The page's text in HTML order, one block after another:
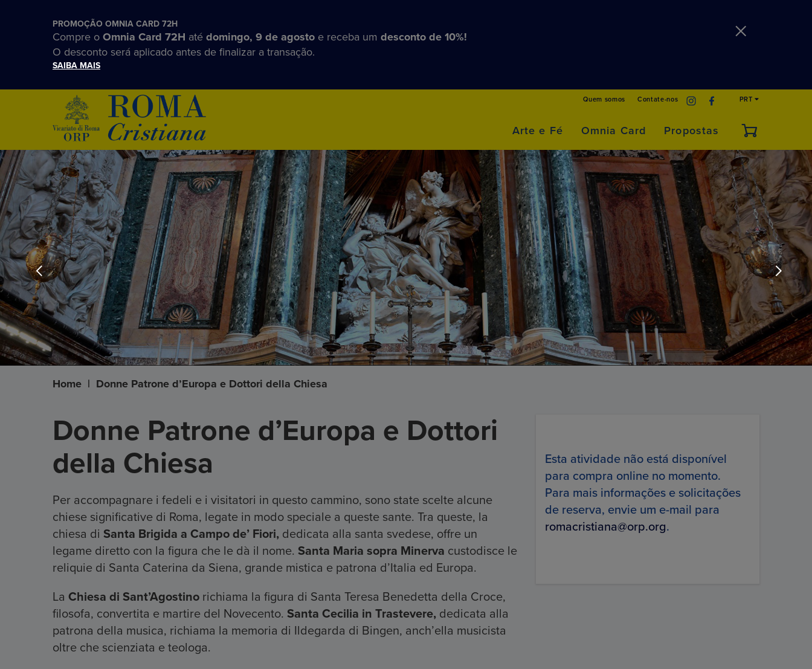
PROMOÇÃO OMNIA CARD 72H
Compre o Omnia Card 72H até domingo, 9 de agosto e receba um desconto de 10%!
O desconto será aplicado antes de finalizar a transação.
SAIBA MAIS
Quem somos Contate-nos PRT
Arte e Fé Omnia Card Propostas
Home | Donne Patrone d’Europa e Dottori della Chiesa
Donne Patrone d’Europa e Dottori
della Chiesa
Per accompagnare i fedeli e i visitatori in questo cammino, sono state scelte alcune
chiese significative di Roma, legate in modo speciale a queste sante. Tra queste, la
chiesa di Santa Brigida a Campo de’ Fiori, dedicata alla santa svedese, offre un
legame diretto con la figura che le dà il nome. Santa Maria sopra Minerva custodisce le
reliquie di Santa Caterina da Siena, grande mistica e patrona d’Italia ed Europa.
La Chiesa di Sant’Agostino richiama la figura di Santa Teresa Benedetta della Croce,
filosofa, convertita e martire del Novecento. Santa Cecilia in Trastevere, dedicata alla
patrona della musica, richiama la memoria di Ildegarda di Bingen, anch’ella musicista
oltre che scienziata e teologa.
Esta atividade não está disponível
para compra online no momento.
Para mais informações e solicitações
de reserva, envie um e-mail para
romacristiana@orp.org.